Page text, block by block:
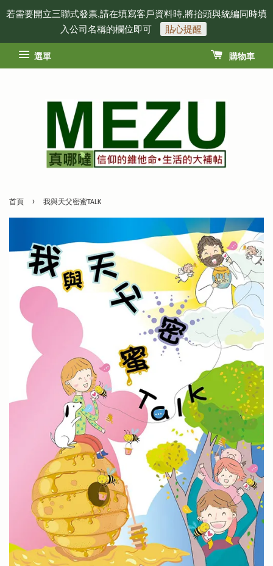
若需要開立三聯式發票,請在填寫客戶資料時,將抬頭與統編同時填
入公司名稱的欄位即可
貼心提醒
選單 購物車
首頁 › 我與天父密蜜TALK